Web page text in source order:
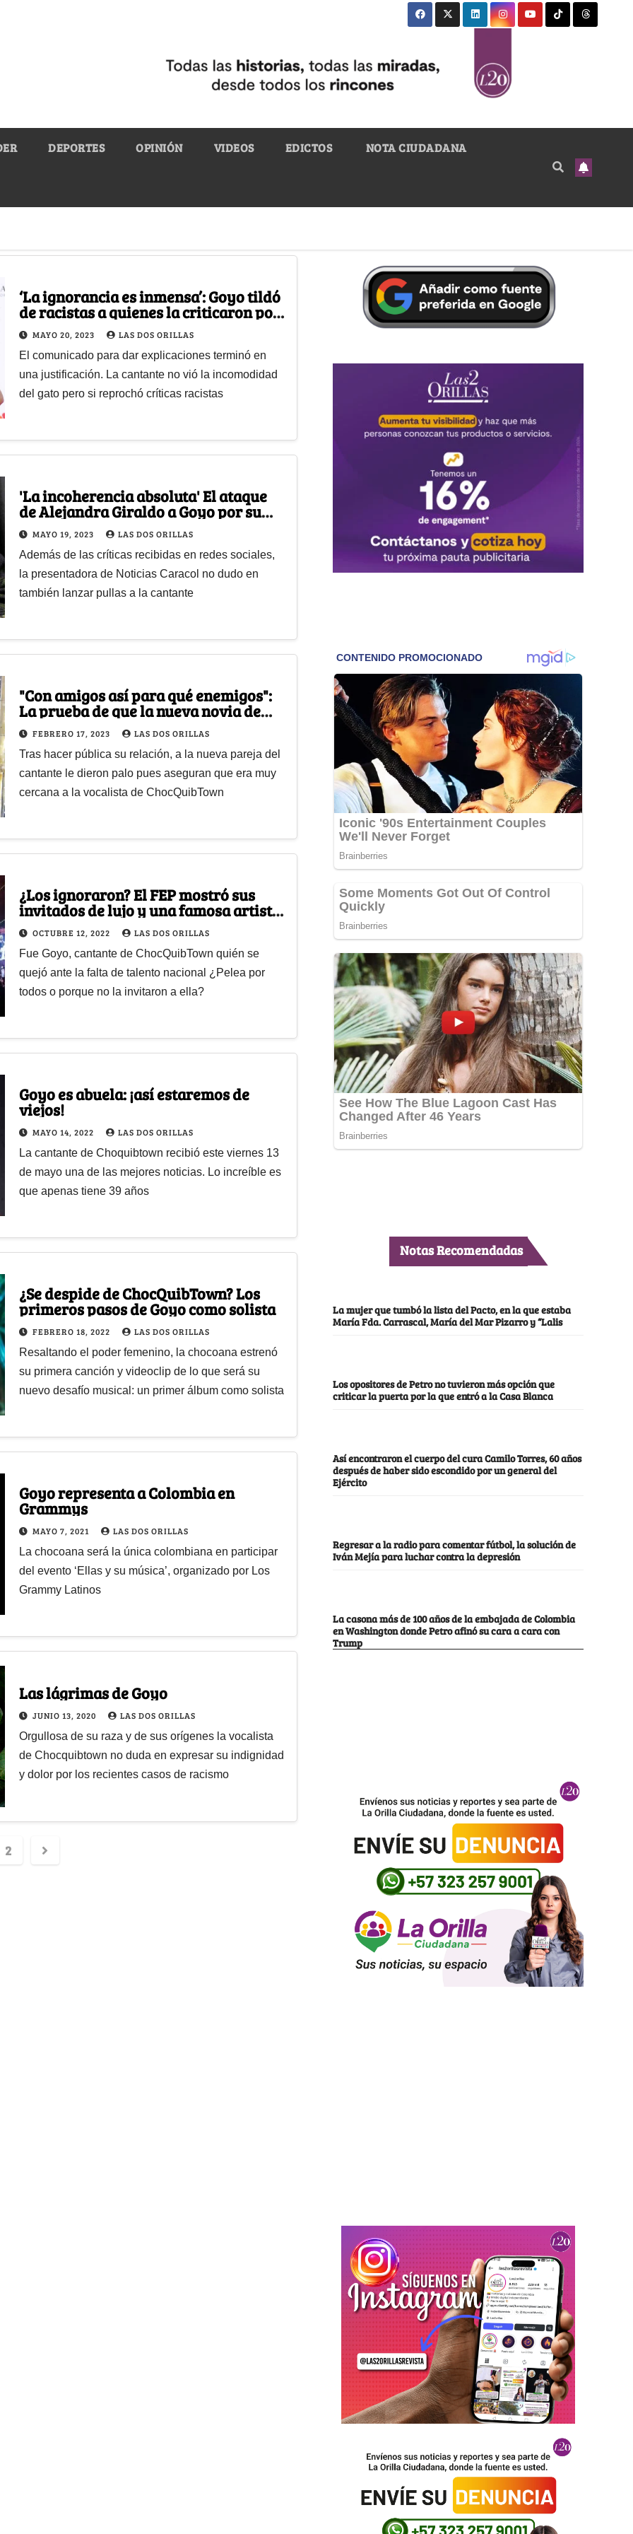
DEPORTES OPINIÓN VIDEOS EDICTOS NOTA CIUDADANA
‘La ignorancia es inmensa’: Goyo tildó
de racistas a quienes la criticaron por
subir un gato al escenario
MAYO 20, 2023 LAS DOS ORILLAS
El comunicado para dar explicaciones terminó en
una justificación. La cantante no vió la incomodidad
del gato pero si reprochó críticas racistas
'La incoherencia absoluta' El ataque
de Alejandra Giraldo a Goyo por su
"maltrato animal"
MAYO 19, 2023 LAS DOS ORILLAS
Además de las críticas recibidas en redes sociales,
la presentadora de Noticias Caracol no dudo en
también lanzar pullas a la cantante
"Con amigos así para qué enemigos":
La prueba de que la nueva novia de
Tostao era mejor amiga de Goyo
FEBRERO 17, 2023 LAS DOS ORILLAS
Tras hacer pública su relación, a la nueva pareja del
cantante le dieron palo pues aseguran que era muy
cercana a la vocalista de ChocQuibTown
¿Los ignoraron? El FEP mostró sus
invitados de lujo y una famosa artista
colombiana saltó de la piedra
OCTUBRE 12, 2022 LAS DOS ORILLAS
Fue Goyo, cantante de ChocQuibTown quién se
quejó ante la falta de talento nacional ¿Pelea por
todos o porque no la invitaron a ella?
Goyo es abuela: ¡así estaremos de
viejos!
MAYO 14, 2022 LAS DOS ORILLAS
La cantante de Choquibtown recibió este viernes 13
de mayo una de las mejores noticias. Lo increíble es
que apenas tiene 39 años
¿Se despide de ChocQuibTown? Los
primeros pasos de Goyo como solista
FEBRERO 18, 2022 LAS DOS ORILLAS
Resaltando el poder femenino, la chocoana estrenó
su primera canción y videoclip de lo que será su
nuevo desafío musical: un primer álbum como solista
Goyo representa a Colombia en
Grammys
MAYO 7, 2021 LAS DOS ORILLAS
La chocoana será la única colombiana en participar
del evento ‘Ellas y su música’, organizado por Los
Grammy Latinos
Las lágrimas de Goyo
JUNIO 13, 2020 LAS DOS ORILLAS
Orgullosa de su raza y de sus orígenes la vocalista
de Chocquibtown no duda en expresar su indignidad
y dolor por los recientes casos de racismo
2
Notas Recomendadas
La mujer que tumbó la lista del Pacto, en la que estaba
María Fda. Carrascal, María del Mar Pizarro y “Lalis
Los opositores de Petro no tuvieron más opción que
criticar la puerta por la que entró a la Casa Blanca
Así encontraron el cuerpo del cura Camilo Torres, 60 años
después de haber sido escondido por un general del
Ejército
Regresar a la radio para comentar fútbol, la solución de
Iván Mejía para luchar contra la depresión
La casona más de 100 años de la embajada de Colombia
en Washington donde Petro afinó su cara a cara con
Trump